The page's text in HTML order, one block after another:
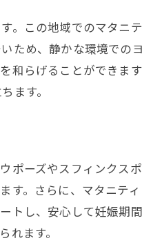
。この地域でのマタニ
ため、静かな環境での
和らげることができま
ます。
ポーズやスフィンクス
。さらに、マタニティ
トし、安心して妊娠期
ます。